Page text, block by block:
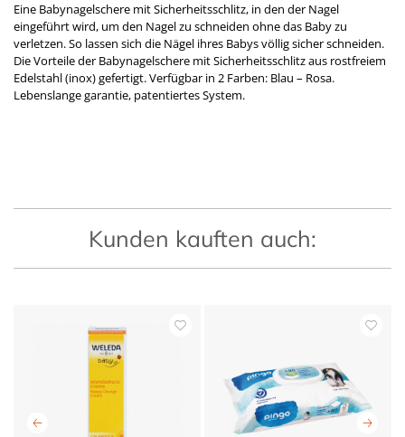
Eine Babynagelschere mit Sicherheitsschlitz, in den der Nagel
eingeführt wird, um den Nagel zu schneiden ohne das Baby zu
verletzen. So lassen sich die Nägel ihres Babys völlig sicher schneiden.
Die Vorteile der Babynagelschere mit Sicherheitsschlitz aus rostfreiem
Edelstahl (inox) gefertigt. Verfügbar in 2 Farben: Blau – Rosa.
Lebenslange garantie, patentiertes System.
Kunden kauften auch: